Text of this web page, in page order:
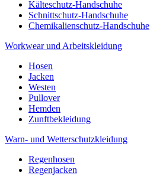
Kälteschutz-Handschuhe
Schnittschutz-Handschuhe
Chemikalienschutz-Handschuhe
Workwear und Arbeitskleidung
Hosen
Jacken
Westen
Pullover
Hemden
Zunftbekleidung
Warn- und Wetterschutzkleidung
Regenhosen
Regenjacken